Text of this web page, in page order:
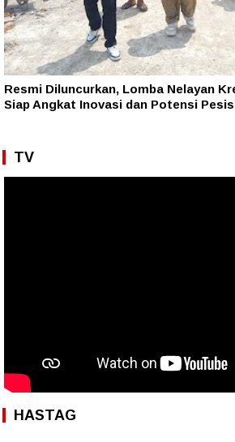
Resmi Diluncurkan, Lomba Nelayan
Siap Angkat Inovasi dan Potensi
TV
HASTAG